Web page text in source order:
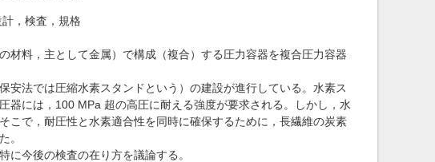
，検査，規格
料，主として金属）で構成（複合）する圧力容器を複合圧力容器
法では圧縮水素スタンドという）の建設が進行している。水素ス
器には，100 MPa 超の高圧に耐える強度が要求される。しかし，水
こで，耐圧性と水素適合性を同時に確保するために，長繊維の炭素
。
今後の検査の在り方を議論する。